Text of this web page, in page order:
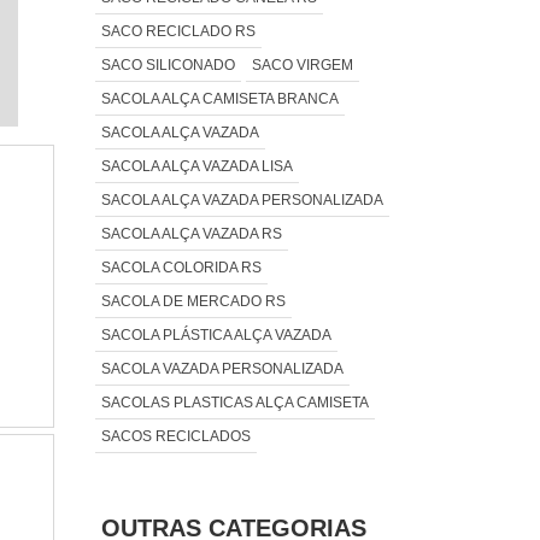
SACO RECICLADO RS
SACO SILICONADO
SACO VIRGEM
SACOLA ALÇA CAMISETA BRANCA
SACOLA ALÇA VAZADA
SACOLA ALÇA VAZADA LISA
SACOLA ALÇA VAZADA PERSONALIZADA
SACOLA ALÇA VAZADA RS
SACOLA COLORIDA RS
SACOLA DE MERCADO RS
SACOLA PLÁSTICA ALÇA VAZADA
SACOLA VAZADA PERSONALIZADA
SACOLAS PLASTICAS ALÇA CAMISETA
SACOS RECICLADOS
OUTRAS CATEGORIAS